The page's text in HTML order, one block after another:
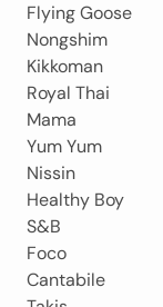
Flying Goose
Nongshim
Kikkoman
Royal Thai
Mama
Yum Yum
Nissin
Healthy Boy
S&B
Foco
Cantabile